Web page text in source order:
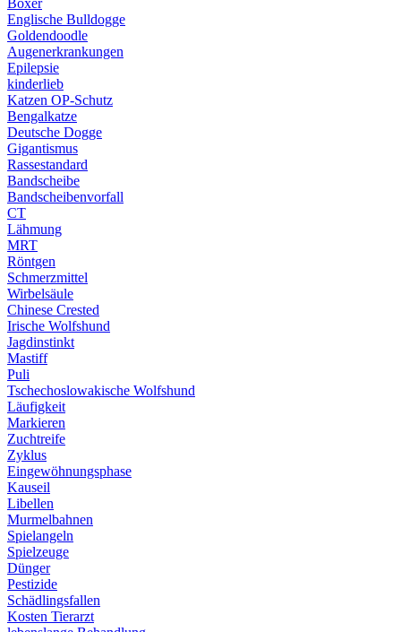
Boxer
Englische Bulldogge
Goldendoodle
Augenerkrankungen
Epilepsie
kinderlieb
Katzen OP-Schutz
Bengalkatze
Deutsche Dogge
Gigantismus
Rassestandard
Bandscheibe
Bandscheibenvorfall
CT
Lähmung
MRT
Röntgen
Schmerzmittel
Wirbelsäule
Chinese Crested
Irische Wolfshund
Jagdinstinkt
Mastiff
Puli
Tschechoslowakische Wolfshund
Läufigkeit
Markieren
Zuchtreife
Zyklus
Eingewöhnungsphase
Kauseil
Libellen
Murmelbahnen
Spielangeln
Spielzeuge
Dünger
Pestizide
Schädlingsfallen
Kosten Tierarzt